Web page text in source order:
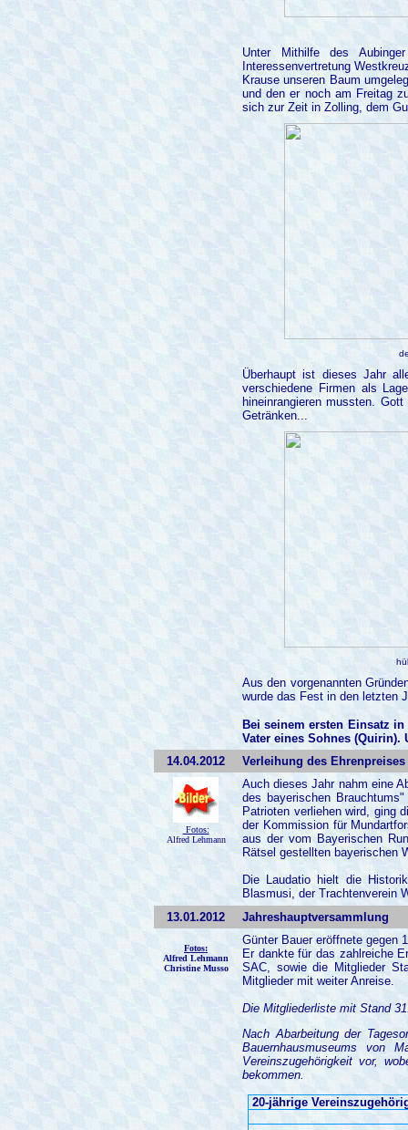
Unter Mithilfe des
Interessenvertretung
Krause unseren Baum
und den er noch am Freitag
sich zur Zeit in Zolling, dem
Überhaupt ist dieses Jahr
verschiedene Firmen als
hineinrangieren mussten.
Getränken...
Aus den vorgenannten
wurde das Fest in den letzten
Bei seinem ersten Einsatz
Vater eines Sohnes (Quirin).
14.04.2012
Verleihung des
Fotos:
Alfred Lehmann
Auch dieses Jahr nahm eine
des bayerischen
Patrioten verliehen wird, ging
der Kommission für
aus der vom Bayerischen
Rätsel gestellten bayerischen
Die Laudatio hielt die
Blasmusi, der Trachtenverein
13.01.2012
Jahreshauptversammlung
Fotos:
Alfred Lehmann
Christine Musso
Günter Bauer eröffnete gegen
Er dankte für das zahlreiche
SAC, sowie die Mitglieder
Mitglieder mit weiter Anreise.
Die Mitgliederliste mit Stand
Nach Abarbeitung der
Bauernhausmuseums von
Vereinszugehörigkeit vor,
bekommen.
20-jährige